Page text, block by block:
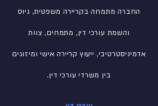
החברה מתמחה בקריירה משפטית, גיוס
והשמת עורכי דין, מתמחים, צוות
אדמיניסטרטיבי, ייעוץ קריירה אישי ומיזוגים
בין משרדי עורכי דין.